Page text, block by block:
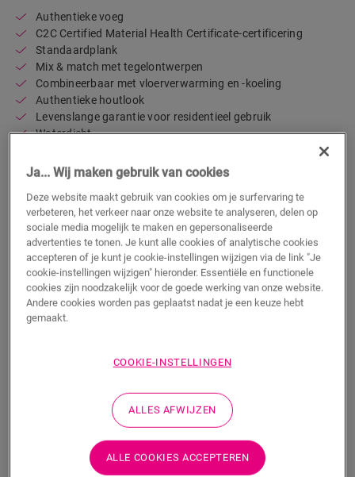
Authentieke voeg
C2C Certified Material Health Certificate-certificering
Standaardplank
Mix & match met tegelontwerpen
Combineerbaar met vloerverwarming en -koeling
Authentieke houtlook
Levenslange garantie voor residentieel gebruik
Waterdicht
39,95€/m²
m²
TOEVOEGEN AAN WINKELMANDJE
Weet je niet zeker of deze vloer bij je stijl en
Bekijk hoe het eruit zou zien in je kamer
Ja... Wij maken gebruik van cookies
Deze website maakt gebruik van cookies om je surfervaring te
verbeteren, het verkeer naar onze website te analyseren, delen op
sociale media mogelijk te maken en gepersonaliseerde
advertenties te tonen. Je kunt alle cookies of analytische cookies
accepteren of je kunt je cookie-instellingen wijzigen via de link "Je
cookie-instellingen wijzigen" hieronder. Essentiële en functionele
cookies zijn noodzakelijk voor de goede werking van onze website.
Andere cookies worden pas geplaatst nadat je een keuze hebt
gemaakt.
COOKIE-INSTELLINGEN
ALLES AFWIJZEN
ALLE COOKIES ACCEPTEREN